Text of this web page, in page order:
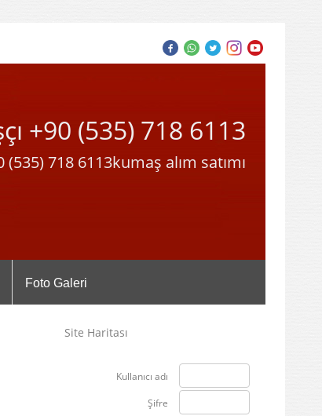
+90 (535) 718 6113
(535) 718 6113kumaş alım satımı
Foto Galeri
Site Haritası
Kullanıcı adı
Şifre